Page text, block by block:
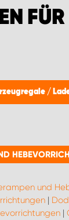
/
und
|
|